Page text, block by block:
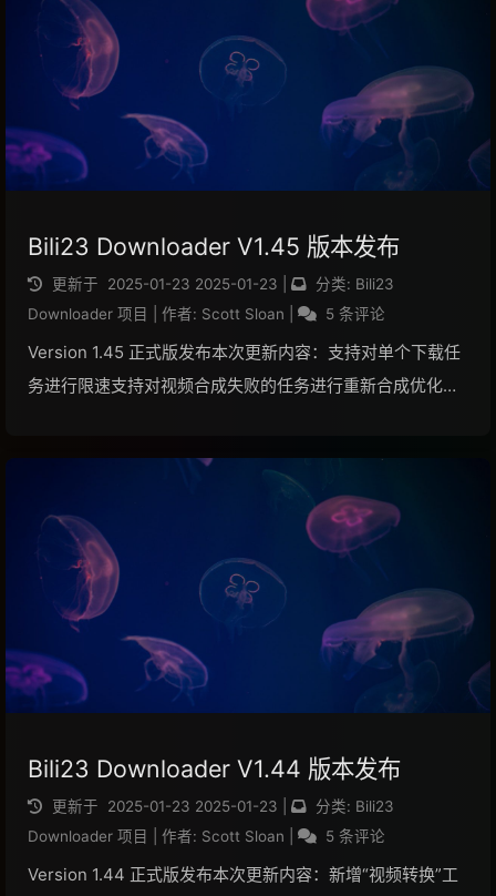
阅读全文...
Bili23 Downloader V1.45 版本发布
更新于 2025-01-23 2025-01-23 分类: Bili23
Downloader 项目
作者: Scott Sloan 5 条评论
Version 1.45 正式版发布本次更新内容：支持对单个下载任
务进行限速支持对视频合成失败的任务进行重新合成优化编
于编译器原因而导致无法合成视频的...
阅读全文...
Bili23 Downloader V1.44 版本发布
更新于 2025-01-23 2025-01-23 分类: Bili23
Downloader 项目
作者: Scott Sloan 5 条评论
Version 1.44 正式版发布本次更新内容：新增“视频转换”工